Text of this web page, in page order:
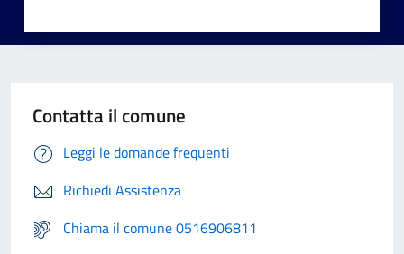
Contatta il comune
Leggi le domande frequenti
Richiedi Assistenza
Chiama il comune 0516906811